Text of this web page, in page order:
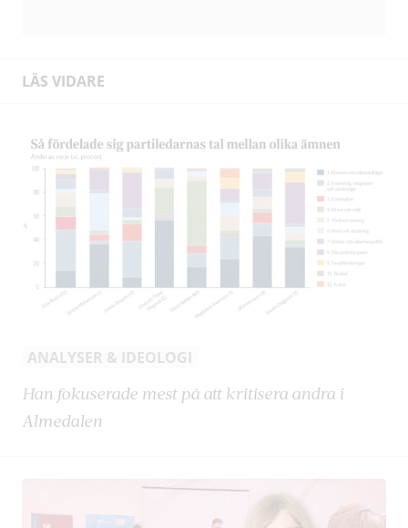
LÄS VIDARE
ANALYSER & IDEOLOGI
Han fokuserade mest på att kritisera andra i
Almedalen